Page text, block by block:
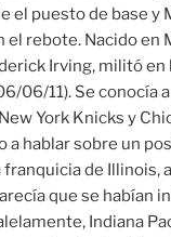
el puesto de base y
el rebote. Nacido en
Irving, militó en
06/11). Se conocía
York Knicks y
a hablar sobre un
de Illinois,
que se habían
Indiana